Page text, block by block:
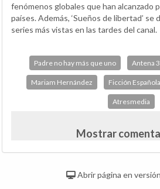
fenómenos globales que han alcanzado
países. Además, ‘Sueños de libertad’ se
series más vistas en las tardes del canal.
Padre no hay más que uno Antena 3
Mariam Hernández Ficción Española
Atresmedia
Mostrar
Abrir página en